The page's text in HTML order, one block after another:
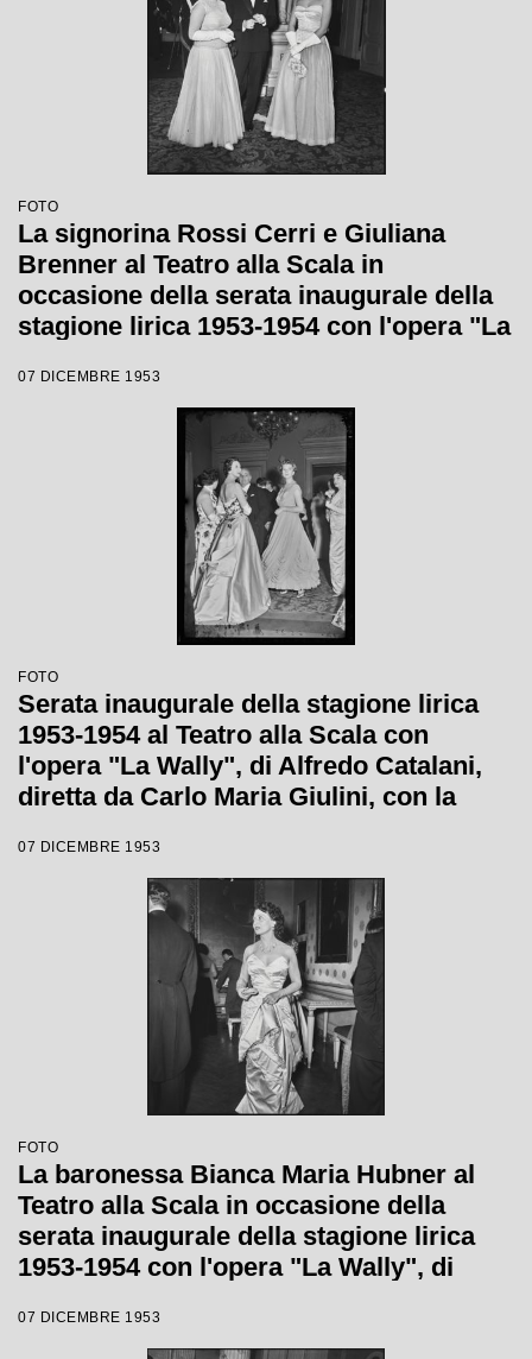
FOTO
La signorina Rossi Cerri e Giuliana
Brenner al Teatro alla Scala in
occasione della serata inaugurale della
stagione lirica 1953-1954 con l'opera "La
Carlo Maria Giulini, con la regia di
Tatiana Pavlova
07 DICEMBRE 1953
FOTO
Serata inaugurale della stagione lirica
1953-1954 al Teatro alla Scala con
l'opera "La Wally", di Alfredo Catalani,
diretta da Carlo Maria Giulini, con la
07 DICEMBRE 1953
FOTO
La baronessa Bianca Maria Hubner al
Teatro alla Scala in occasione della
serata inaugurale della stagione lirica
1953-1954 con l'opera "La Wally", di
Giulini, con la regia di Tatiana Pavlova
07 DICEMBRE 1953